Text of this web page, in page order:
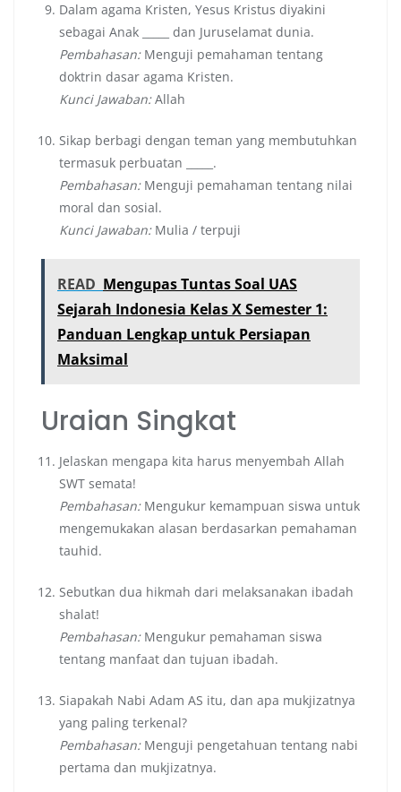
Dalam agama Kristen, Yesus Kristus diyakini
sebagai Anak _____ dan Juruselamat dunia.
Pembahasan:Menguji pemahaman tentang
doktrin dasar agama Kristen.
Kunci Jawaban:Allah
Sikap berbagi dengan teman yang membutuhkan
termasuk perbuatan _____.
Pembahasan:Menguji pemahaman tentang nilai
moral dan sosial.
Kunci Jawaban:Mulia / terpuji
READ Mengupas Tuntas Soal UAS
Sejarah Indonesia Kelas X Semester 1:
Panduan Lengkap untuk Persiapan
Maksimal
Uraian Singkat
Jelaskan mengapa kita harus menyembah Allah
SWT semata!
Pembahasan:Mengukur kemampuan siswa untuk
mengemukakan alasan berdasarkan pemahaman
tauhid.
Sebutkan dua hikmah dari melaksanakan ibadah
shalat!
Pembahasan:Mengukur pemahaman siswa
tentang manfaat dan tujuan ibadah.
Siapakah Nabi Adam AS itu, dan apa mukjizatnya
yang paling terkenal?
Pembahasan:Menguji pengetahuan tentang nabi
pertama dan mukjizatnya.